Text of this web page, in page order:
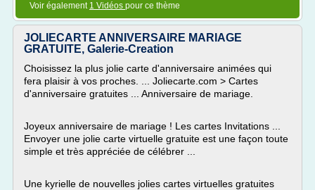
Voir également 1 Vidéos pour ce thème
JOLIECARTE ANNIVERSAIRE MARIAGE
GRATUITE, Galerie-Creation
Choisissez la plus jolie carte d'anniversaire animées qui
fera plaisir à vos proches. ... Joliecarte.com > Cartes
d'anniversaire gratuites ... Anniversaire de mariage.
Joyeux anniversaire de mariage ! Les cartes Invitations ...
Envoyer une jolie carte virtuelle gratuite est une façon toute
simple et très appréciée de célébrer ...
Une kyrielle de nouvelles jolies cartes virtuelles gratuites